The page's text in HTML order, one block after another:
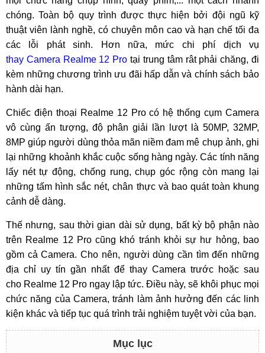
chóng. Toàn bộ quy trình được thực hiện bởi đội ngũ kỹ
thuật viên lành nghề, có chuyên môn cao và hạn chế tối đa
các lỗi phát sinh. Hơn nữa, mức chi phí dịch vụ
thay Camera Realme 12 Pro tại trung tâm rât phải chăng, đi
kèm những chương trình ưu đãi hấp dẫn và chính sách bảo
hành dài hạn.
Chiếc điện thoại Realme 12 Pro có hệ thống cụm Camera
vô cùng ấn tượng, độ phân giải lần lượt là 50MP, 32MP,
8MP giúp người dùng thỏa mãn niềm đam mê chụp ảnh, ghi
lại những khoảnh khắc cuộc sống hàng ngày. Các tính năng
lấy nét tự động, chống rung, chụp góc rộng còn mang lại
những tấm hình sắc nét, chân thực và bao quát toàn khung
cảnh dễ dàng.
Thế nhưng, sau thời gian dài sử dụng, bất kỳ bộ phận nào
trên Realme 12 Pro cũng khó tránh khỏi sự hư hỏng, bao
gồm cả Camera. Cho nên, người dùng cần tìm đến những
địa chỉ uy tín gần nhất để thay Camera trước hoặc sau
cho Realme 12 Pro ngay lập tức. Điều này, sẽ khôi phục mọi
chức năng của Camera, tránh làm ảnh hưởng đến các linh
kiện khác và tiếp tục quá trình trải nghiệm tuyệt vời của bạn.
Mục lục